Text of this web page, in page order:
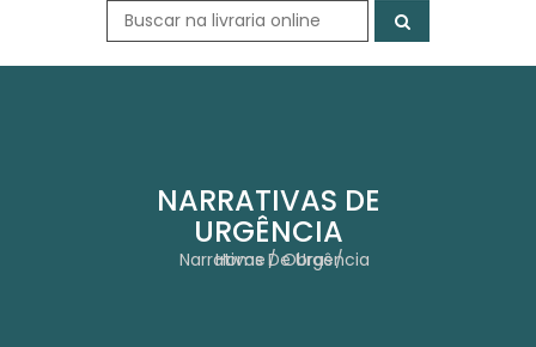
NARRATIVAS DE
URGÊNCIA
Home Obras
Narrativas De Urgência